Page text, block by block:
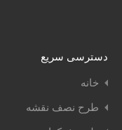
دسترسی سریع
خانه
طرح نصف نقشه